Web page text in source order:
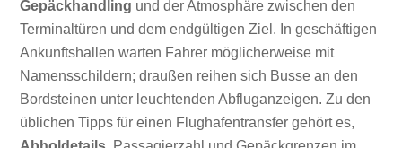
Gepäckhandling und der Atmosphäre zwischen den
Terminaltüren und dem endgültigen Ziel. In geschäftigen
Ankunftshallen warten Fahrer möglicherweise mit
Namensschildern; draußen reihen sich Busse an den
Bordsteinen unter leuchtenden Abfluganzeigen. Zu den
üblichen Tipps für einen Flughafentransfer gehört es,